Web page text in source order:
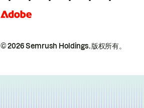
© 2026 Semrush Holdings.版权所有。